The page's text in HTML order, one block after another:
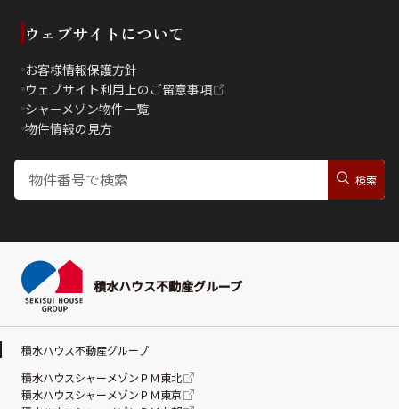
ウェブサイトについて
お客様情報保護方針
ウェブサイト利用上のご留意事項
シャーメゾン物件一覧
物件情報の見方
積水ハウス不動産グループ
積水ハウス不動産グループ
積水ハウスシャーメゾンＰＭ東北
積水ハウスシャーメゾンＰＭ東京